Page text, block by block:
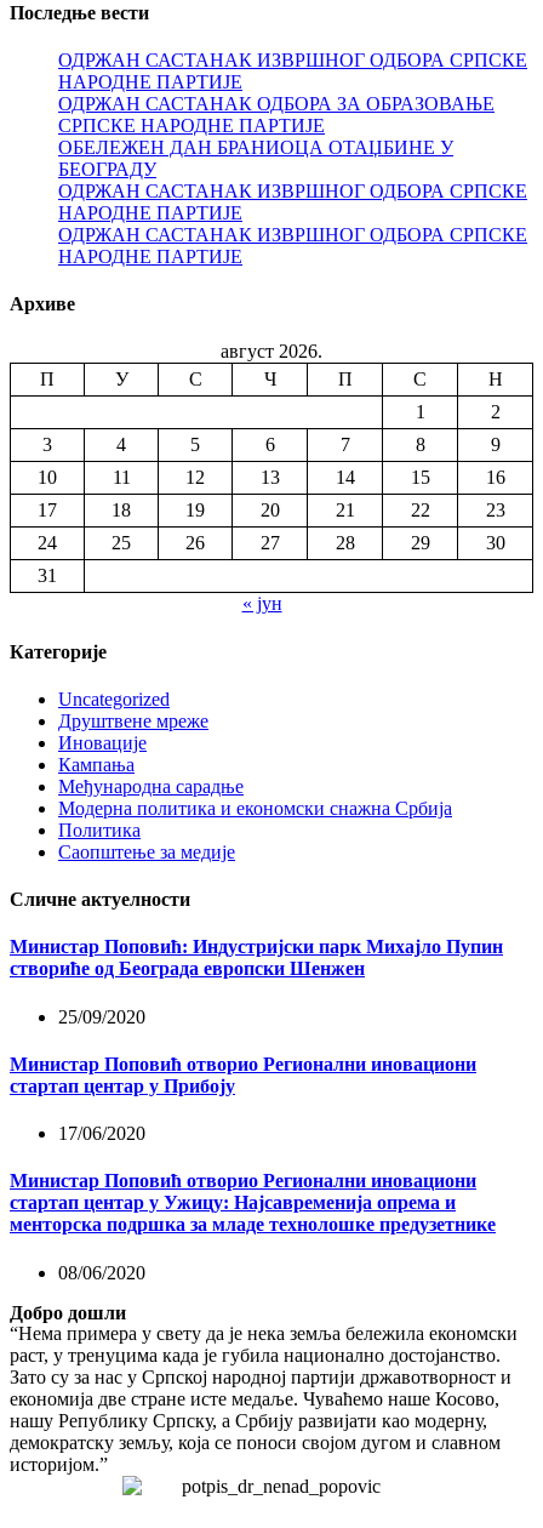
Последње вести
ОДРЖАН САСТАНАК ИЗВРШНОГ ОДБОРА СРПСКЕ
НАРОДНЕ ПАРТИЈЕ
ОДРЖАН САСТАНАК ОДБОРА ЗА ОБРАЗОВАЊЕ
СРПСКЕ НАРОДНЕ ПАРТИЈЕ
ОБЕЛЕЖЕН ДАН БРАНИОЦА ОТАЏБИНЕ У
БЕОГРАДУ
ОДРЖАН САСТАНАК ИЗВРШНОГ ОДБОРА СРПСКЕ
НАРОДНЕ ПАРТИЈЕ
ОДРЖАН САСТАНАК ИЗВРШНОГ ОДБОРА СРПСКЕ
НАРОДНЕ ПАРТИЈЕ
Архиве
август 2026.
П
У С Ч П С
Н
1
2
3
4 5 6 7 8
9
10
11 12 13 14 15
16
17
18 19 20 21 22
23
24
25 26 27 28 29
30
31
« јун
Категорије
Uncategorized
Друштвене мреже
Иновације
Кампања
Међународна сарадње
Модерна политика и економски снажна Србија
Политика
Саопштење за медије
Сличне актуелности
Министар Поповић: Индустријски парк Михајло Пупин
створиће од Београда европски Шенжен
25/09/2020
Министар Поповић отворио Регионални иновациони
стартап центар у Прибоју
17/06/2020
Министар Поповић отворио Регионални иновациони
стартап центар у Ужицу: Најсавременија опрема и
менторска подршка за младе технолошке предузетнике
08/06/2020
Добро дошли
“Нема примера у свету да је нека земља бележила економски
раст, у тренуцима када је губила национално достојанство.
Зато су за нас у Српској народној партији државотворност и
економија две стране исте медаље. Чуваћемо наше Косово,
нашу Републику Српску, а Србију развијати као модерну,
демократску земљу, која се поноси својом дугом и славном
историјом.”